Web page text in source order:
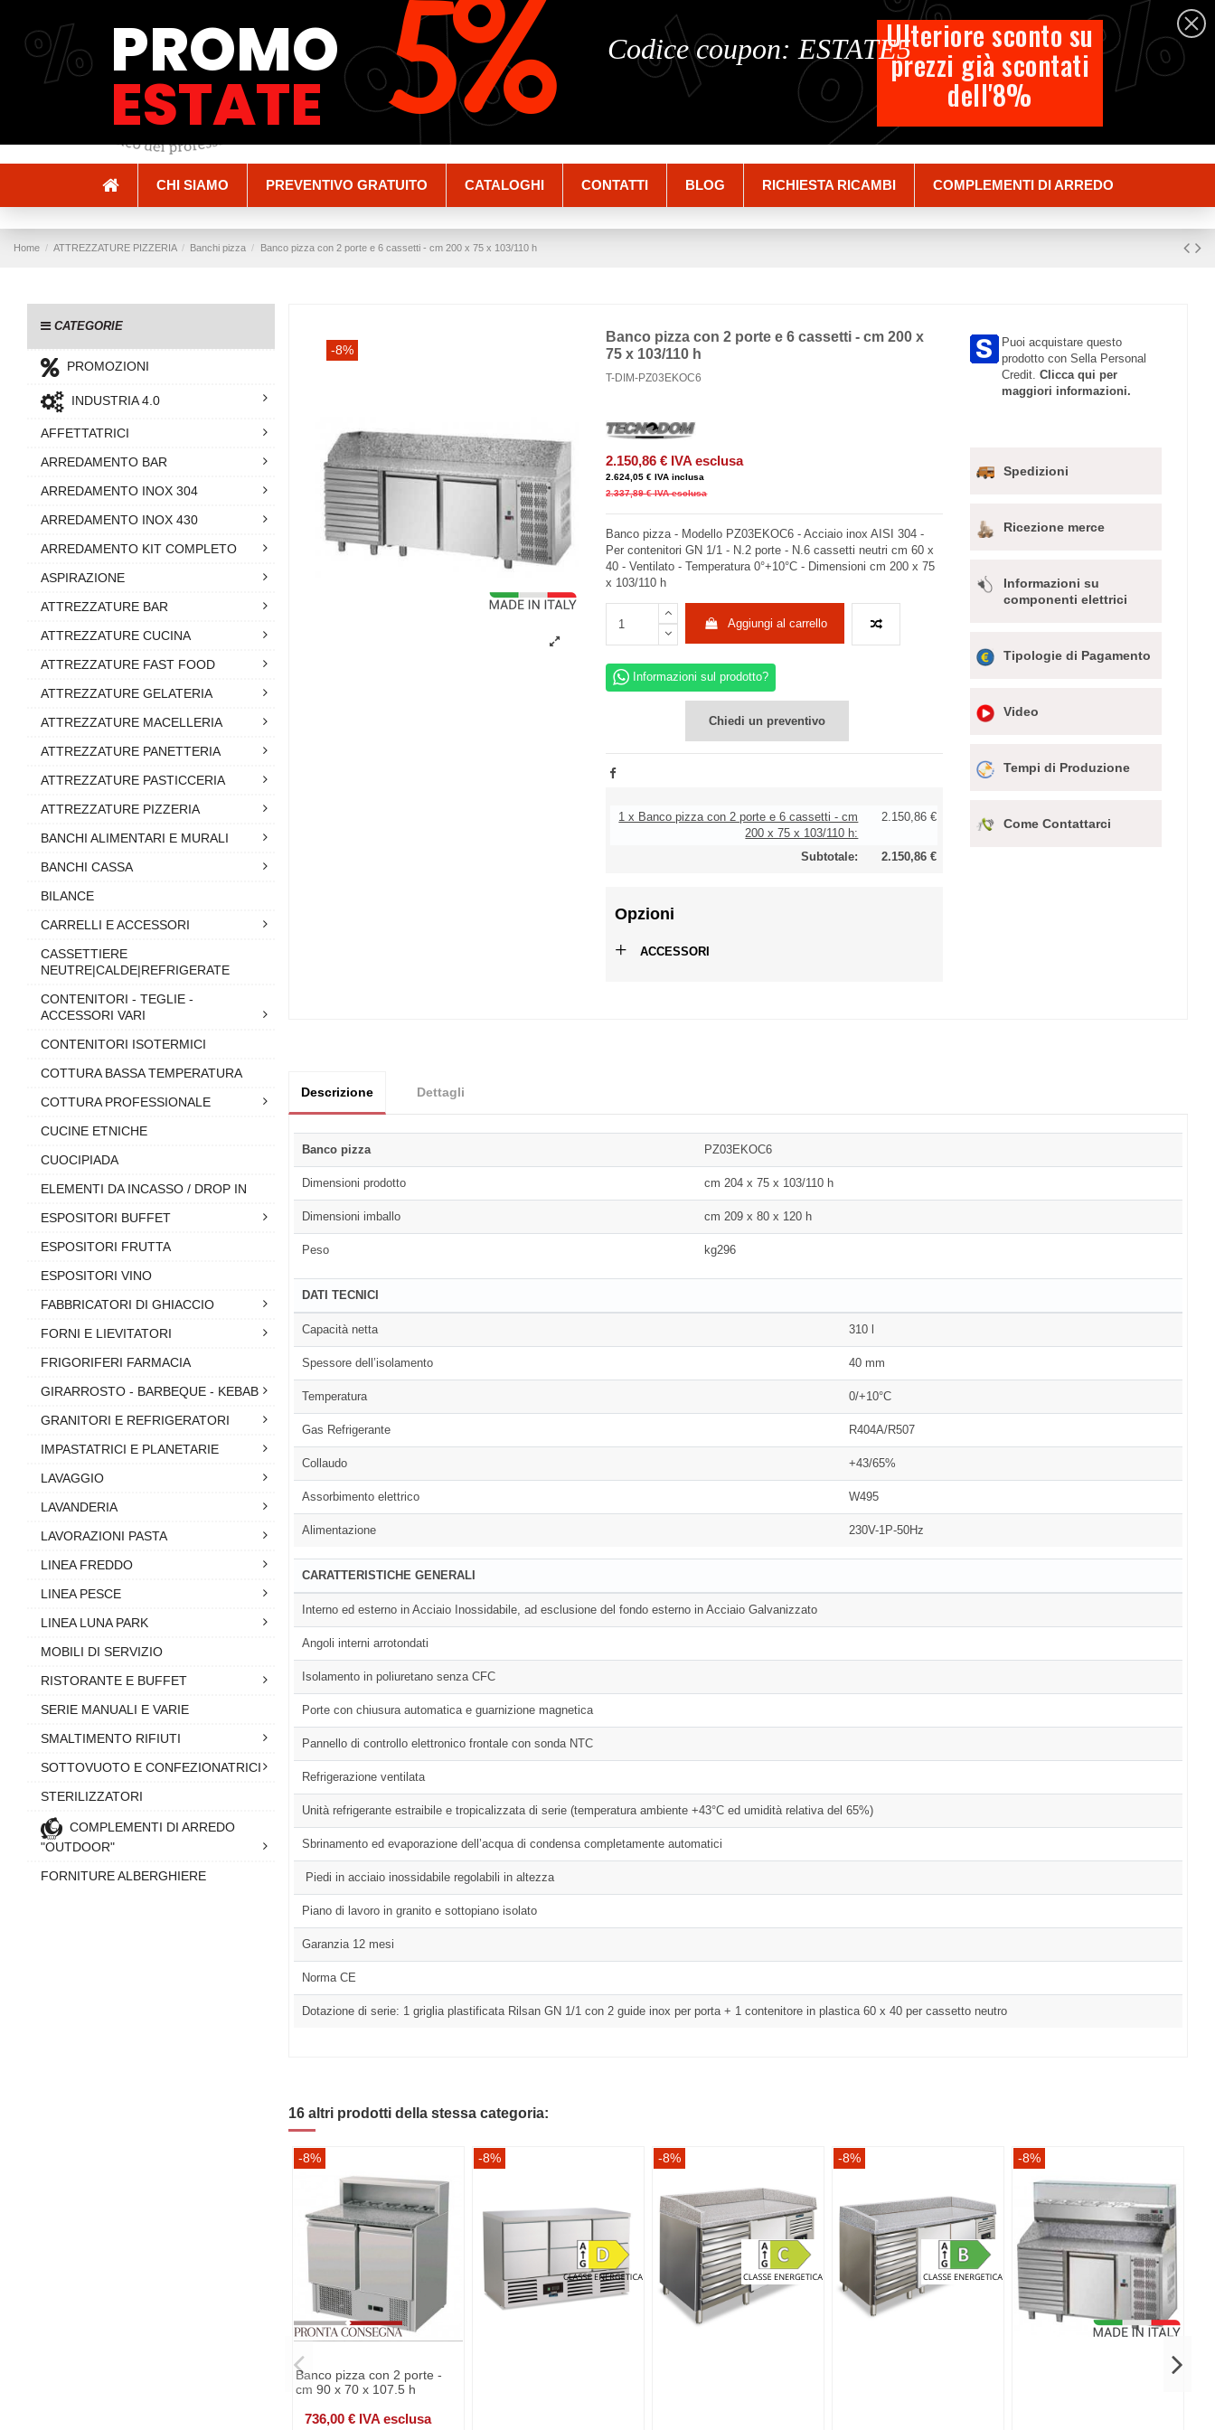
Italiano
Carrello
CHI SIAMO PREVENTIVO GRATUITO CATALOGHI CONTATTI BLOG RICHIESTA RICAMBI COMPLEMENTI DI ARREDO
Home ATTREZZATURE PIZZERIA Banchi pizza Banco pizza con 2 porte e 6 cassetti - cm 200 x 75 x 103/110 h
-8%
Banco pizza con 2 porte e 6 cassetti - cm 200 x
75 x 103/110 h
T-DIM-PZ03EKOC6
2.150,86 € IVA esclusa
2.624,05 € IVA inclusa
2.337,89 € IVA esclusa
Banco pizza - Modello PZ03EKOC6 - Acciaio inox AISI 304 -
Per contenitori GN 1/1 - N.2 porte - N.6 cassetti neutri cm 60 x
40 - Ventilato - Temperatura 0°+10°C - Dimensioni cm 200 x 75
x 103/110 h
Aggiungi al carrello
Informazioni sul prodotto?
Chiedi un preventivo
1 x Banco pizza con 2 porte e 6 cassetti - cm
200 x 75 x 103/110 h:
2.150,86 €
Subtotale: 2.150,86 €
Opzioni
+ ACCESSORI
Puoi acquistare questo
prodotto con Sella Personal
Credit.Clicca qui per
maggiori informazioni.
Spedizioni
Ricezione merce
Informazioni su
componenti elettrici
Tipologie di Pagamento
Video
Tempi di Produzione
Come Contattarci
Descrizione Dettagli
Banco pizza PZ03EKOC6
Dimensioni prodotto cm 204 x 75 x 103/110 h
Dimensioni imballo cm 209 x 80 x 120 h
Peso kg296
DATI TECNICI
Capacità netta 310 l
Spessore dell’isolamento 40 mm
Temperatura 0/+10°C
Gas Refrigerante R404A/R507
Collaudo +43/65%
Assorbimento elettrico W495
Alimentazione 230V-1P-50Hz
CARATTERISTICHE GENERALI
Interno ed esterno in Acciaio Inossidabile, ad esclusione del fondo esterno in Acciaio Galvanizzato
Angoli interni arrotondati
Isolamento in poliuretano senza CFC
Porte con chiusura automatica e guarnizione magnetica
Pannello di controllo elettronico frontale con sonda NTC
Refrigerazione ventilata
Unità refrigerante estraibile e tropicalizzata di serie (temperatura ambiente +43°C ed umidità relativa del 65%)
Sbrinamento ed evaporazione dell’acqua di condensa completamente automatici
Piedi in acciaio inossidabile regolabili in altezza
Piano di lavoro in granito e sottopiano isolato
Garanzia 12 mesi
Norma CE
Dotazione di serie: 1 griglia plastificata Rilsan GN 1/1 con 2 guide inox per porta + 1 contenitore in plastica 60 x 40 per cassetto neutro
16 altri prodotti della stessa categoria:
-8%
Banco pizza con 2 porte -
cm 90 x 70 x 107.5 h
736,00 € IVA esclusa
-8% -8% -8% -8%
CATEGORIE
PROMOZIONI
INDUSTRIA 4.0
AFFETTATRICI
ARREDAMENTO BAR
ARREDAMENTO INOX 304
ARREDAMENTO INOX 430
ARREDAMENTO KIT COMPLETO
ASPIRAZIONE
ATTREZZATURE BAR
ATTREZZATURE CUCINA
ATTREZZATURE FAST FOOD
ATTREZZATURE GELATERIA
ATTREZZATURE MACELLERIA
ATTREZZATURE PANETTERIA
ATTREZZATURE PASTICCERIA
ATTREZZATURE PIZZERIA
BANCHI ALIMENTARI E MURALI
BANCHI CASSA
BILANCE
CARRELLI E ACCESSORI
CASSETTIERE
NEUTRE|CALDE|REFRIGERATE
CONTENITORI - TEGLIE -
ACCESSORI VARI
CONTENITORI ISOTERMICI
COTTURA BASSA TEMPERATURA
COTTURA PROFESSIONALE
CUCINE ETNICHE
CUOCIPIADA
ELEMENTI DA INCASSO / DROP IN
ESPOSITORI BUFFET
ESPOSITORI FRUTTA
ESPOSITORI VINO
FABBRICATORI DI GHIACCIO
FORNI E LIEVITATORI
FRIGORIFERI FARMACIA
GIRARROSTO - BARBEQUE - KEBAB
GRANITORI E REFRIGERATORI
IMPASTATRICI E PLANETARIE
LAVAGGIO
LAVANDERIA
LAVORAZIONI PASTA
LINEA FREDDO
LINEA PESCE
LINEA LUNA PARK
MOBILI DI SERVIZIO
RISTORANTE E BUFFET
SERIE MANUALI E VARIE
SMALTIMENTO RIFIUTI
SOTTOVUOTO E CONFEZIONATRICI
STERILIZZATORI
COMPLEMENTI DI ARREDO
"OUTDOOR"
FORNITURE ALBERGHIERE
%
% %
%
% Ulteriore sconto su
prezzi già scontati
dell'8%
Codice coupon: ESTATE5
PROMO
ESTATE 5%